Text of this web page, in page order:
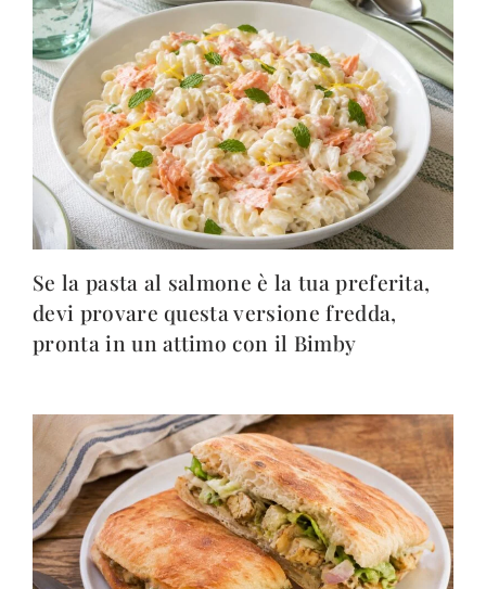
Se la pasta al salmone è la tua preferita,
devi provare questa versione fredda,
pronta in un attimo con il Bimby